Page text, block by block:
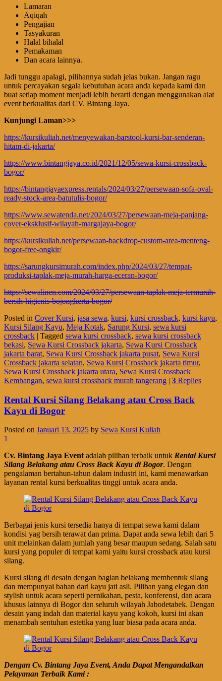
Lamaran
Aqiqah
Pengajian
Tasyakuran
Halal bihalal
Pemakaman
Dan acara lainnya.
Jadi tunggu apalagi, pilihannya sudah jelas bukan. Jangan ragu
untuk percayakan segala kebutuhan acara anda kepada kami dan
buat setiap moment menjadi lebih berarti dengan menggunakan alat
event berkualitas dari CV. Bintang Jaya.
Kunjungi Laman>>>
https://kursikuliah.net/menyewakan-barstool-kursi-bar-senderan-
hitam-di-jakarta/
https://www.bintangjaya.co.id/2021/12/05/sewa-kursi-crossback-
bogor/
https://bintangjayaexpress.rentals/2024/03/27/persewaan-sofa-oval-
ready-stock-area-batutulis-bogor/
https://www.sewatenda.net/2024/03/27/persewaan-meja-panjang-
cover-eksklusif-wilayah-margajaya-bogor/
https://kursikuliah.net/persewaan-backdrop-custom-area-menteng-
bogor-free-ongkir/
https://sarungkursimurah.com/index.php/2024/03/27/tempat-
produksi-taplak-meja-murah-harga-eceran-bogor/
https://sewalinen.com/2024/03/27/persewaan-taplak-meja-termurah-
bersih-higienis-bojongkerta-bogor/
Posted in Cover Kursi, jasa sewa, kursi, kursi crossback, kursi kayu,
Kursi Silang Kayu, Meja Kotak, Sarung Kursi, sewa kursi
crossback | Tagged sewa kursi crossback, sewa kursi crossback
bekasi, Sewa Kursi Crossback jakarta, Sewa Kursi Crossback
jakarta barat, Sewa Kursi Crossback jakarta pusat, Sewa Kursi
Crossback jakarta selatan, Sewa Kursi Crossback jakarta timur,
Sewa Kursi Crossback jakarta utara, Sewa Kursi Crossback
Kembangan, sewa kursi crossback murah tangerang | 3 Replies
Rental Kursi Silang Belakang atau Cross Back
Kayu di Bogor
Posted on Januari 13, 2025 by Sewa Kursi Kuliah
1
Cv. Bintang Jaya Eventadalah pilihan terbaik untuk Rental Kursi
Silang Belakang atau Cross Back Kayu di Bogor. Dengan
pengalaman bertahun-tahun dalam industri ini, kami menawarkan
layanan rental kursi berkualitas tinggi untuk acara anda.
Berbagai jenis kursi tersedia hanya di tempat sewa kami dalam
kondisi yag bersih terawat dan prima. Dapat anda sewa lebih dari 5
unit melainkan dalam jumlah yang besar maupun sedang. Salah satu
kursi yang populer di tempat kami yaitu kursi crossback atau kursi
silang.
Kursi silang di desain dengan bagian belakang membentuk silang
dan mempunyai bahan dari kayu jati asli. Pilihan yang elegan dan
stylish untuk acara seperti pernikahan, pesta, konferensi, dan acara
khusus lainnya di Bogor dan seluruh wilayah Jabodetabek. Dengan
desain yang indah dan material kayu yang kokoh, kursi ini akan
menambah sentuhan estetika yang luar biasa pada acara anda.
Dengan Cv. Bintang Jaya Event, Anda Dapat Mengandalkan
Pelayanan Terbaik Kami :